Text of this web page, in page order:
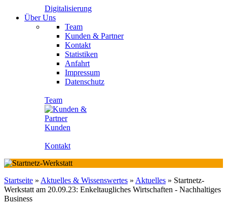
Digitalisierung
Über Uns
Team
Kunden & Partner
Kontakt
Statistiken
Anfahrt
Impressum
Datenschutz
Team
Kunden
Kontakt
Startseite » Aktuelles & Wissenswertes » Aktuelles » Startnetz-
Werkstatt am 20.09.23: Enkeltaugliches Wirtschaften - Nachhaltiges
Business